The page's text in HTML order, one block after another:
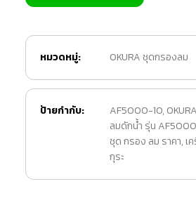
หมวดหมู่: OKURA ชุดกรองลม
ป้ายกำกับ: AF5000-10, OKURA
ลมดักน้ำ รุ่น
ชุด กรอง ลม ราคา, เ
กุระ